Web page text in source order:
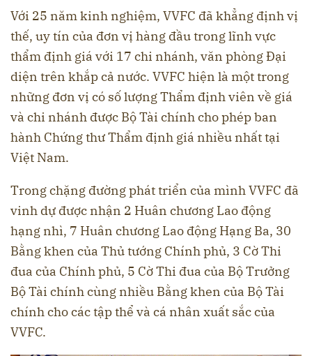
Với 25 năm kinh nghiệm, VVFC đã khẳng định vị
thế, uy tín của đơn vị hàng đầu trong lĩnh vực
thẩm định giá với 17 chi nhánh, văn phòng Đại
diện trên khắp cả nước. VVFC hiện là một trong
những đơn vị có số lượng Thẩm định viên về giá
và chi nhánh được Bộ Tài chính cho phép ban
hành Chứng thư Thẩm định giá nhiều nhất tại
Việt Nam.
Trong chặng đường phát triển của mình VVFC đã
vinh dự được nhận 2 Huân chương Lao động
hạng nhì, 7 Huân chương Lao động Hạng Ba, 30
Bằng khen của Thủ tướng Chính phủ, 3 Cờ Thi
đua của Chính phủ, 5 Cờ Thi đua của Bộ Trưởng
Bộ Tài chính cùng nhiều Bằng khen của Bộ Tài
chính cho các tập thể và cá nhân xuất sắc của
VVFC.